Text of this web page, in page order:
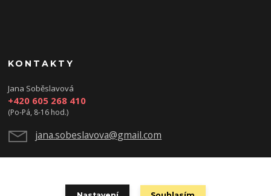
KONTAKTY
Jana Soběslavová
+420 605 268 410
(Po-Pá, 8-16 hod.)
jana.sobeslavova@gmail.com